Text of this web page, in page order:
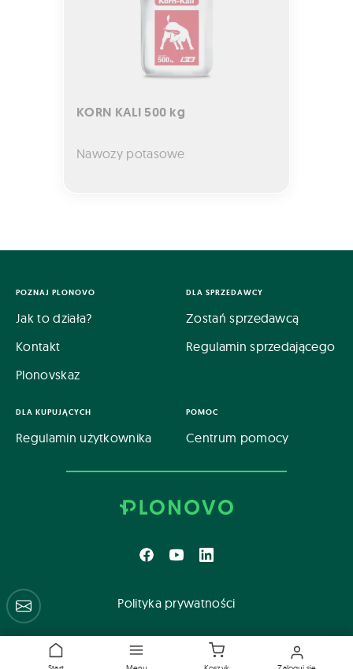
KORN KALI 500 kg
Nawozy potasowe
POZNAJ PLONOVO
Jak to działa?
Kontakt
Plonovskaz
DLA SPRZEDAWCY
Zostań sprzedawcą
Regulamin sprzedającego
DLA KUPUJĄCYCH
Regulamin użytkownika
POMOC
Centrum pomocy
Polityka prywatności
Centrum pomocy